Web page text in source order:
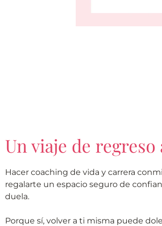
Un viaje de regreso
Hacer coaching de vida y carrera
regalarte un espacio seguro de
duela.
Porque sí, volver a ti misma puede